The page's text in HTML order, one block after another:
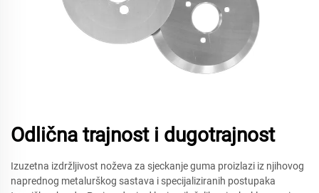
Odlična trajnost i dugotrajnost
Izuzetna izdržljivost noževa za sjeckanje guma proizlazi iz njihovog
naprednog metalurškog sastava i specijaliziranih postupaka